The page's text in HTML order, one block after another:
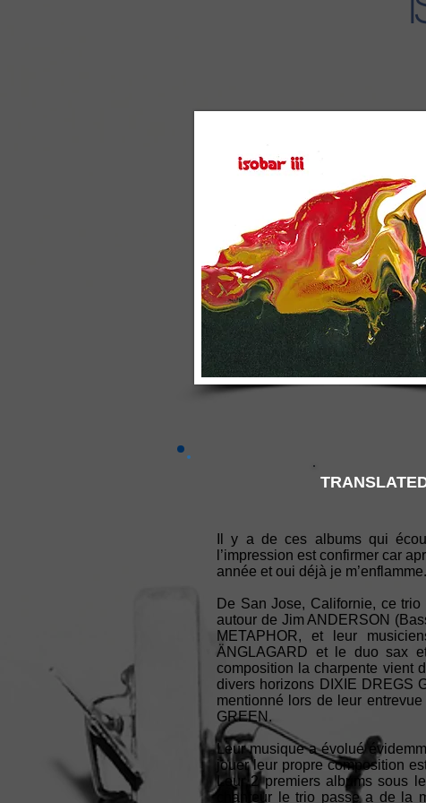
Il y a de ces albums qui
l’impression est confirmer car
année et oui déjà je
De San Jose, Californie, ce
autour de Jim ANDERSON
METAPHOR, et leur
ÄNGLAGARD et le duo sax
composition la charpente vient
divers horizons DIXIE DREGS
mentionné lors de leur
GREEN.
Leur musique a évolué
jouer leur propre composition
Leur 2 premiers albums sous
chanteur le trio passe a de la